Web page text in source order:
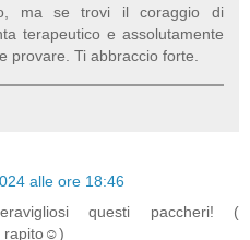
ma se trovi il coraggio di
terapeutico e assolutamente
provare. Ti abbraccio forte.
alle ore 18:46
questi paccheri! (
rapito☺️)